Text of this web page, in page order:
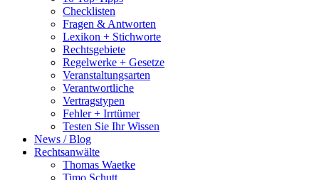
Checklisten
Fragen & Antworten
Lexikon + Stichworte
Rechtsgebiete
Regelwerke + Gesetze
Veranstaltungsarten
Verantwortliche
Vertragstypen
Fehler + Irrtümer
Testen Sie Ihr Wissen
News / Blog
Rechtsanwälte
Thomas Waetke
Timo Schutt